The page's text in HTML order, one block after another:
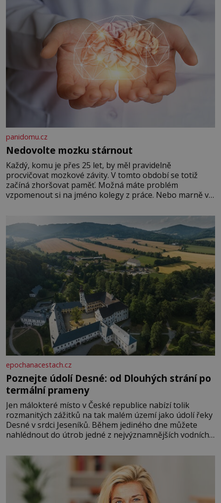
panidomu.cz
Nedovolte mozku stárnout
Každý, komu je přes 25 let, by měl pravidelně
procvičovat mozkové závity. V tomto období se totiž
začíná zhoršovat paměť. Možná máte problém
vzpomenout si na jméno kolegy z práce. Nebo marně v
Je to opravdu tak, s věkem jako kdyby se paměť
rozhodla stávkovat. Cvičte
epochanacestach.cz
Poznejte údolí Desné: od Dlouhých strání po
termální prameny
Jen málokteré místo v České republice nabízí tolik
rozmanitých zážitků na tak malém území jako údolí řeky
Desné v srdci Jeseníků. Během jediného dne můžete
nahlédnout do útrob jedné z nejvýznamnějších vodních
se na koloběžce a den zakončit poznáváním památek ve
Velkých Losinách nebo v termálním